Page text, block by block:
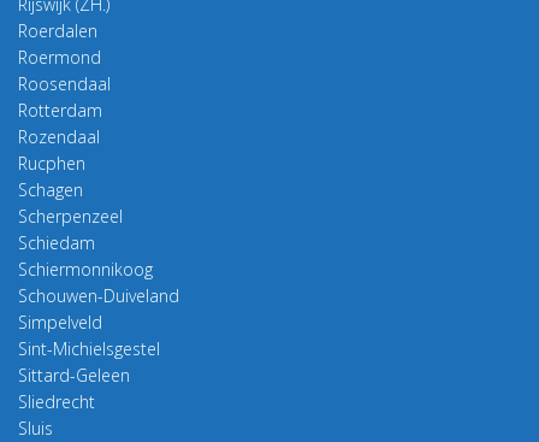
Roerdalen
Roermond
Roosendaal
Rotterdam
Rozendaal
Rucphen
Schagen
Scherpenzeel
Schiedam
Schiermonnikoog
Schouwen-Duiveland
Simpelveld
Sint-Michielsgestel
Sittard-Geleen
Sliedrecht
Sluis